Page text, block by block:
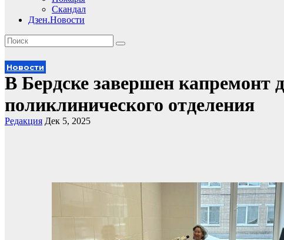
Скандал
Дзен.Новости
Новости
В Бердске завершен капремонт
поликлинического отделения
Редакция Дек 5, 2025